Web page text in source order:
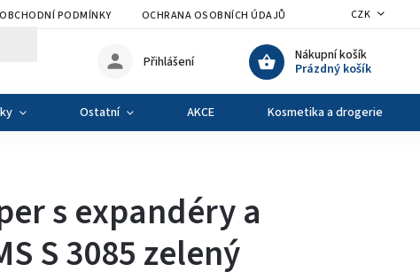
OBCHODNÍ PODMÍNKY OCHRANA OSOBNÍCH ÚDAJŮ VÝMĚNA A VRÁCENÍ
CZK
Nákupní košík
Prázdný košík
Přihlášení
Ostatní AKCE Kosmetika a drogerie
s expandéry a
S 3085 zelený